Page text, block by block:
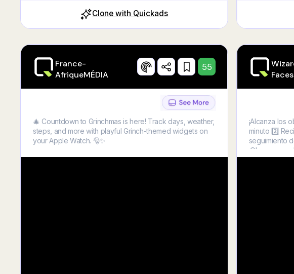
Clone with Quickads
France-
AfriqueMÉDIA
55
🎄 Countdown to Grinchmas is here! Track days, weather,
steps, and more with playful Grinch-themed widgets on
your Apple Watch. 🎅✨
¡Alcanza los
minuto 2️⃣
seguimiento
¡Observa